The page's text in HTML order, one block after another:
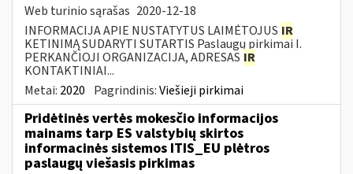
Web turinio sąrašas 2020-12-18
INFORMACIJA APIE NUSTATYTUS LAIMĖTOJUS IR
KETINIMĄ SUDARYTI SUTARTIS Paslaugų pirkimai I.
PERKANČIOJI ORGANIZACIJA, ADRESAS IR
KONTAKTINIAI...
Metai: 2020 Pagrindinis:Viešieji pirkimai
Pridėtinės vertės mokesčio informacijos
mainams tarp ES valstybių skirtos
informacinės sistemos ITIS_EU plėtros
paslaugų viešasis pirkimas